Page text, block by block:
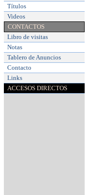
Títulos
Videos
CONTACTOS
Libro de visitas
Notas
Tablero de Anuncios
Contacto
Links
ACCESOS DIRECTOS